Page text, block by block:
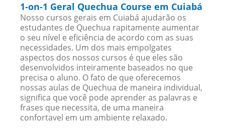
1-on-1 Geral Quechua Course em Cuiabá
Nosso cursos gerais em Cuiabá ajudarão os
estudantes de Quechua rapitamente aumentar
o seu nível e eficiência de acordo com as suas
necessidades. Um dos mais empolgates
aspectos dos nossos cursos é que eles são
desenvolvidos inteiramente baseados no que
precisa o aluno. O fato de que oferecemos
nossas aulas de Quechua de maneira individual,
significa que você pode aprender as palavras e
frases que necessita, de uma maneira
confortavel em um ambiente relaxado.